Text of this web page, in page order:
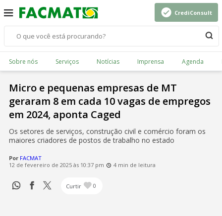
CrediConsult
Sobre nós Serviços Notícias Imprensa Agenda
Micro e pequenas empresas de MT
geraram 8 em cada 10 vagas de empregos
em 2024, aponta Caged
Os setores de serviços, construção civil e comércio foram os
maiores criadores de postos de trabalho no estado
Por FACMAT
12 de fevereiro de 2025 às 10:37 pm
4 min de leitura
Curtir 0